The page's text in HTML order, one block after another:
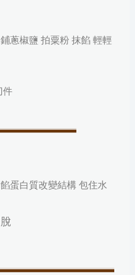
蔥椒鹽 拍粟粉 抹餡 輕輕
件
蛋白質改變結構 包住水